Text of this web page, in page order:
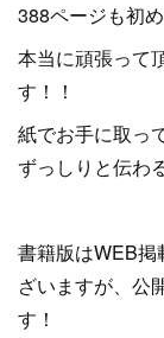
388ページも初
本当に頑張って
す！！
紙でお手に取っ
ずっしりと伝わ
書籍版はWEB
ざいますが、公
す！